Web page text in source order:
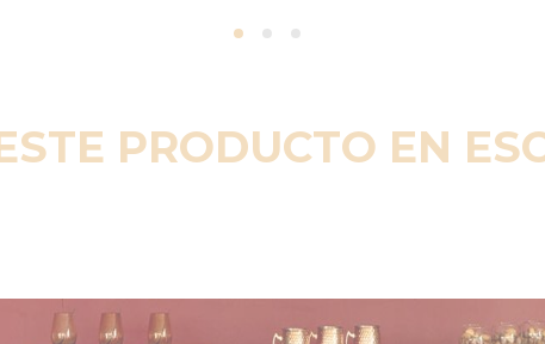
PRODUCTO EN